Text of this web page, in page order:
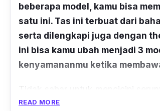
beberapa model, kamu bisa
satu ini. Tas ini terbuat dari
serta dilengkapi juga dengan
ini bisa kamu ubah menjadi 3
kenyamananmu ketika
Tidak sabar untuk mencicipi
Sebelum memulai, bawa juga Tas
READ MORE